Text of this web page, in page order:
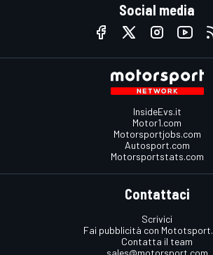
Social media
InsideEvs.it
Motor1.com
Motorsportjobs.com
Autosport.com
Motorsportstats.com
Contattaci
Scrivici
Fai pubblicità con
Contatta il team
sales@motorsport.com